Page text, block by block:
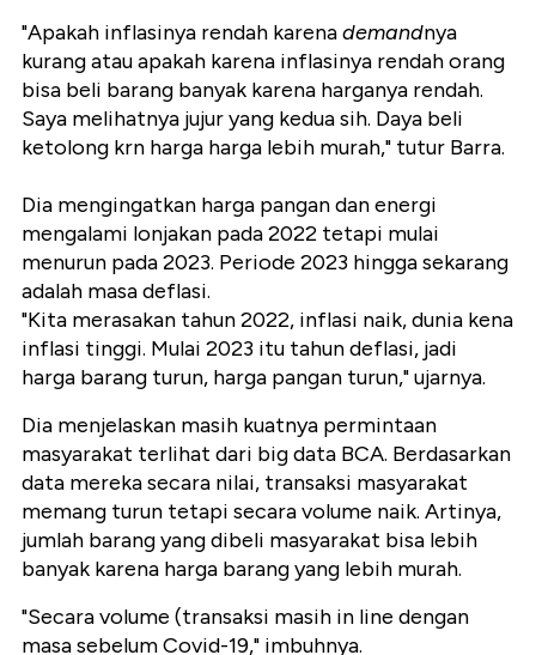
"Apakah inflasinya rendah karenademandnya
kurang atau apakah karena inflasinya rendah orang
bisa beli barang banyak karena harganya rendah.
Saya melihatnya jujur yang kedua sih. Daya beli
ketolong krn harga harga lebih murah," tutur Barra.
Dia mengingatkan harga pangan dan energi
mengalami lonjakan pada 2022 tetapi mulai
menurun pada 2023. Periode 2023 hingga sekarang
adalah masa deflasi.
"Kita merasakan tahun 2022, inflasi naik, dunia kena
inflasi tinggi. Mulai 2023 itu tahun deflasi, jadi
harga barang turun, harga pangan turun," ujarnya.
Dia menjelaskan masih kuatnya permintaan
masyarakat terlihat dari big data BCA. Berdasarkan
data mereka secara nilai, transaksi masyarakat
memang turun tetapi secara volume naik. Artinya,
jumlah barang yang dibeli masyarakat bisa lebih
banyak karena harga barang yang lebih murah.
"Secara volume (transaksi masih in line dengan
masa sebelum Covid-19," imbuhnya.